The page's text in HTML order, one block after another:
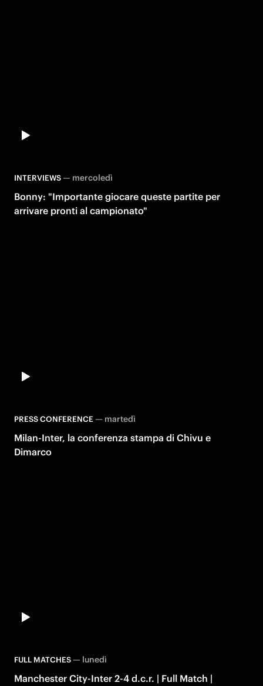
INTERVIEWS— mercoledì
Bonny: "Importante giocare queste partite per
arrivare pronti al campionato"
PRESS CONFERENCE— martedì
Milan-Inter, la conferenza stampa di Chivu e
Dimarco
FULL MATCHES— lunedì
Manchester City-Inter 2-4 d.c.r. | Full Match |